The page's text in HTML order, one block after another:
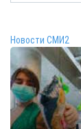
Новости СМИ2